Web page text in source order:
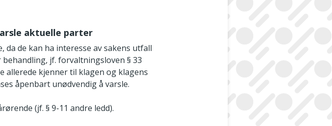
aktuelle parter
da de kan ha interesse av sakens utfall
jf. forvaltningsloven § 33
allerede kjenner til klagen og klagens
åpenbart unødvendig å varsle.
(jf. § 9-11 andre ledd).